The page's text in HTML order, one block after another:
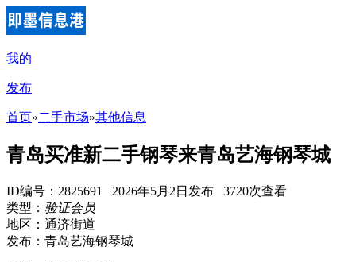
我的
发布
首页»二手市场»其他信息
青岛买准新二手钢琴来青岛艺海钢琴城
ID编号：2825691 2026年5月2日发布 3720次查看
类型： 验证会员
地区：通济街道
发布：青岛艺海钢琴城